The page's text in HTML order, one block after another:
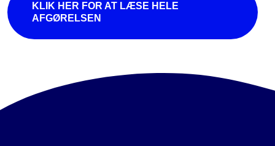
KLIK HER FOR AT LÆSE HELE
AFGØRELSEN